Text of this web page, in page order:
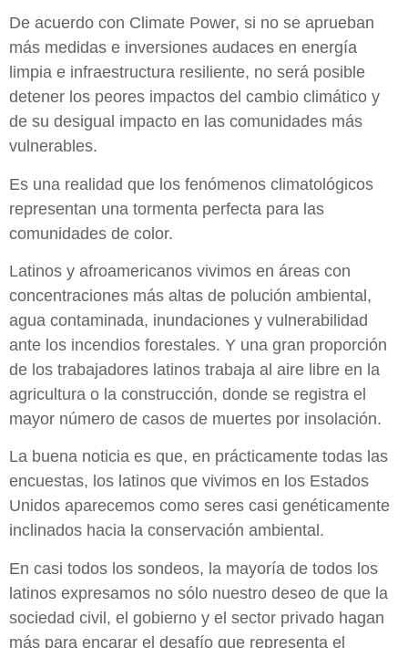
De acuerdo con Climate Power, si no se aprueban
más medidas e inversiones audaces en energía
limpia e infraestructura resiliente, no será posible
detener los peores impactos del cambio climático y
de su desigual impacto en las comunidades más
vulnerables.
Es una realidad que los fenómenos climatológicos
representan una tormenta perfecta para las
comunidades de color.
Latinos y afroamericanos vivimos en áreas con
concentraciones más altas de polución ambiental,
agua contaminada, inundaciones y vulnerabilidad
ante los incendios forestales. Y una gran proporción
de los trabajadores latinos trabaja al aire libre en la
agricultura o la construcción, donde se registra el
mayor número de casos de muertes por insolación.
La buena noticia es que, en prácticamente todas las
encuestas, los latinos que vivimos en los Estados
Unidos aparecemos como seres casi genéticamente
inclinados hacia la conservación ambiental.
En casi todos los sondeos, la mayoría de todos los
latinos expresamos no sólo nuestro deseo de que la
sociedad civil, el gobierno y el sector privado hagan
más para encarar el desafío que representa el